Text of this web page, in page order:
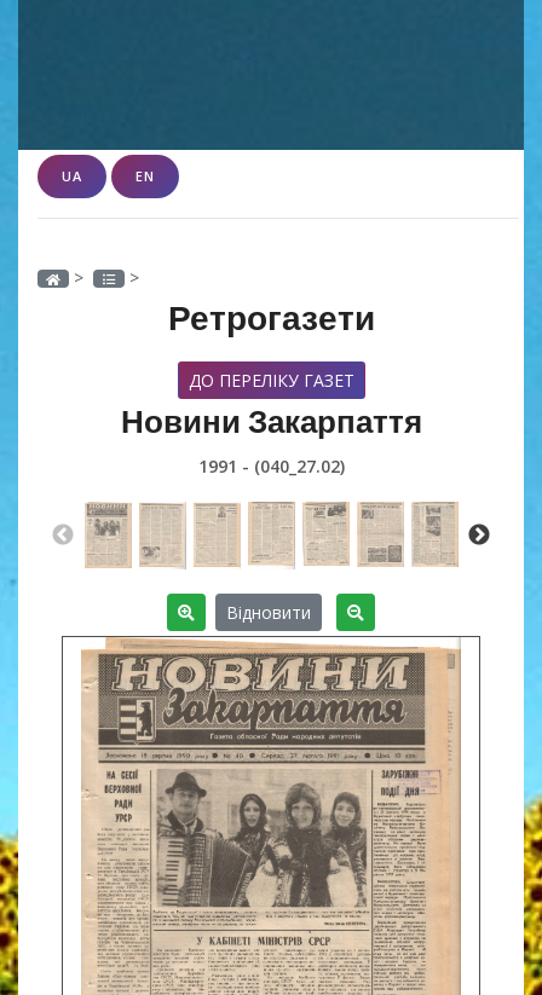
UA EN
> >
Ретрогазети
ДО ПЕРЕЛІКУ ГАЗЕТ
Новини Закарпаття
1991 - (040_27.02)
Відновити